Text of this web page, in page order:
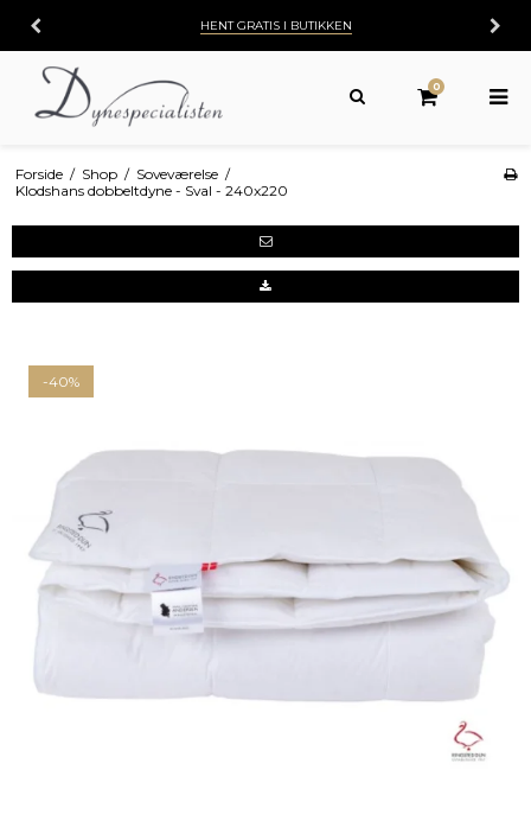
HENT GRATIS I BUTIKKEN
0
Forside / Shop / Soveværelse /
Klodshans dobbeltdyne - Sval - 240x220
-40%